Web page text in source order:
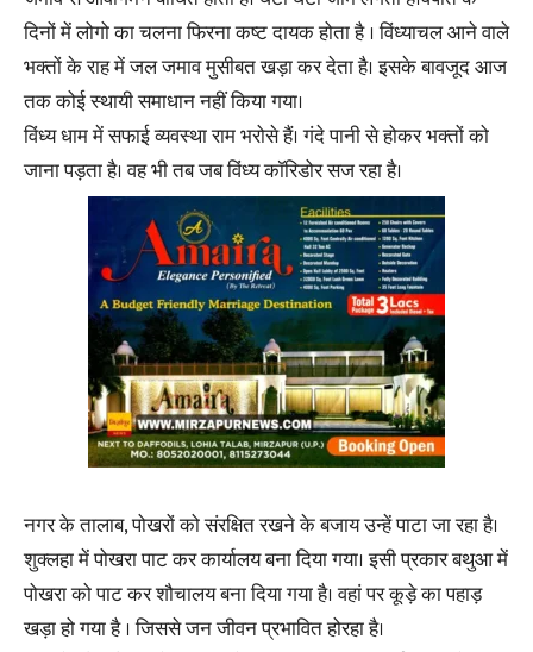
दिनों में लोगो का चलना फिरना कष्ट दायक होता है । विंध्याचल आने वाले
भक्तों के राह में जल जमाव मुसीबत खड़ा कर देता है। इसके बावजूद आज
तक कोई स्थायी समाधान नहीं किया गया।
विंध्य धाम में सफाई व्यवस्था राम भरोसे हैं। गंदे पानी से होकर भक्तों को
जाना पड़ता है। वह भी तब जब विंध्य कॉरिडोर सज रहा है।
नगर के तालाब, पोखरों को संरक्षित रखने के बजाय उन्हें पाटा जा रहा है।
शुक्लहा में पोखरा पाट कर कार्यालय बना दिया गया। इसी प्रकार बथुआ में
पोखरा को पाट कर शौचालय बना दिया गया है। वहां पर कूड़े का पहाड़
खड़ा हो गया है । जिससे जन जीवन प्रभावित होरहा है।